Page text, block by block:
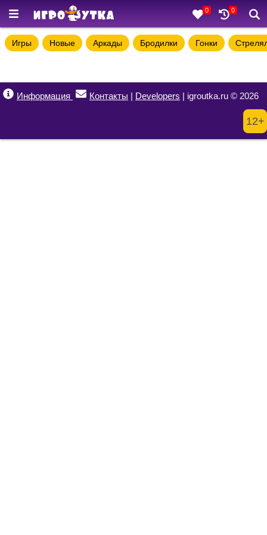
0 0
Игры Новые Аркады Бродилки Гонки
Информация Контакты | Developers | igroutka.ru © 2026
12+